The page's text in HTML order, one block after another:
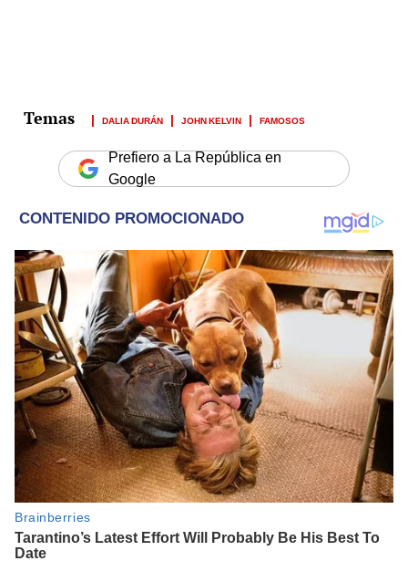
DALIA DURÁN JOHN KELVIN FAMOSOS
Prefiero a La República en
Google